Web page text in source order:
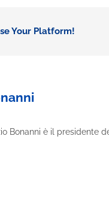
Your Platform!
Bonanni è il presidente